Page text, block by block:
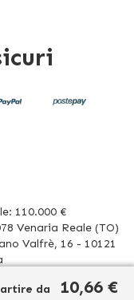
da 10,66 €
110.000 €
Venaria Reale (TO)
Valfrè, 16 - 10121